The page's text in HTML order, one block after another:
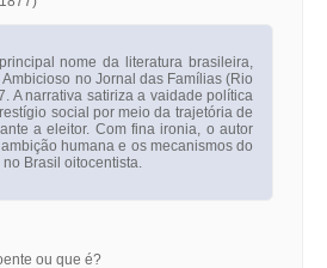
nome da literatura brasileira,
no Jornal das Famílias (Rio
A narrativa satiriza a vaidade política
social por meio da trajetória de
a eleitor. Com fina ironia, o autor
humana e os mecanismos do
Brasil oitocentista.
ou que é?